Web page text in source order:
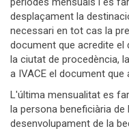
desplaçament la
necessari en tot cas la
document que acredite el
la ciutat de procedència,
a IVACE el document
L'última mensualitat es
la persona beneficiària
desenvolupament de la